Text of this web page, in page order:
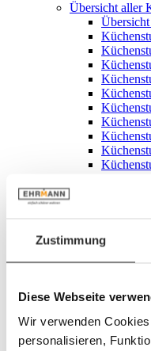
Zustimmung
Diese Webseite
Wir verwenden
personalisieren,
Übersicht aller
Sale
Alles in
Sale
Sale Esszimmer
Sale
Sale